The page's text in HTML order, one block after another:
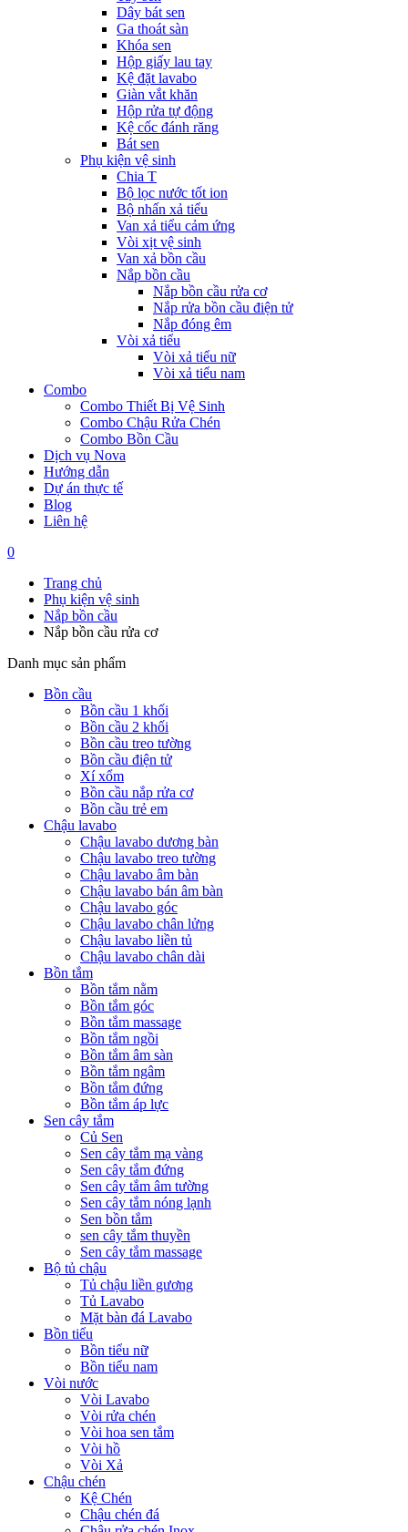
Dây bát sen
Ga thoát sàn
Khóa sen
Hộp giấy lau tay
Kệ đặt lavabo
Giàn vắt khăn
Hộp rửa tự động
Kệ cốc đánh răng
Bát sen
Phụ kiện vệ sinh
Chia T
Bộ lọc nước tốt ion
Bộ nhấn xả tiểu
Van xả tiểu cảm ứng
Vòi xịt vệ sinh
Van xả bồn cầu
Nắp bồn cầu
Nắp bồn cầu rửa cơ
Nắp rửa bồn cầu điện tử
Nắp đóng êm
Vòi xả tiểu
Vòi xả tiểu nữ
Vòi xả tiểu nam
Combo
Combo Thiết Bị Vệ Sinh
Combo Chậu Rửa Chén
Combo Bồn Cầu
Dịch vụ Nova
Hướng dẫn
Dự án thực tế
Blog
Liên hệ
0
Trang chủ
Phụ kiện vệ sinh
Nắp bồn cầu
Nắp bồn cầu rửa cơ
Danh mục sản phẩm
Bồn cầu
Bồn cầu 1 khối
Bồn cầu 2 khối
Bồn cầu treo tường
Bồn cầu điện tử
Xí xổm
Bồn cầu nắp rửa cơ
Bồn cầu trẻ em
Chậu lavabo
Chậu lavabo dương bàn
Chậu lavabo treo tường
Chậu lavabo âm bàn
Chậu lavabo bán âm bàn
Chậu lavabo góc
Chậu lavabo chân lửng
Chậu lavabo liền tủ
Chậu lavabo chân dài
Bồn tắm
Bồn tắm nằm
Bồn tắm góc
Bồn tắm massage
Bồn tắm ngồi
Bồn tắm âm sàn
Bồn tắm ngâm
Bồn tắm đứng
Bồn tắm áp lực
Sen cây tắm
Củ Sen
Sen cây tắm mạ vàng
Sen cây tắm đứng
Sen cây tắm âm tường
Sen cây tắm nóng lạnh
Sen bồn tắm
sen cây tắm thuyền
Sen cây tắm massage
Bộ tủ chậu
Tủ chậu liền gương
Tủ Lavabo
Mặt bàn đá Lavabo
Bồn tiểu
Bồn tiểu nữ
Bồn tiểu nam
Vòi nước
Vòi Lavabo
Vòi rửa chén
Vòi hoa sen tắm
Vòi hồ
Vòi Xả
Chậu chén
Kệ Chén
Chậu chén đá